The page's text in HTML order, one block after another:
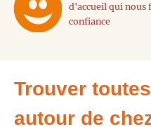
d'accueil qui nous
confiance
Trouver
autour de